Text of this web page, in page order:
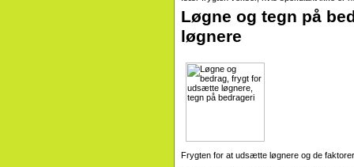
Løgne og tegn på
løgnere
Frygten for at udsætte løgnere og de